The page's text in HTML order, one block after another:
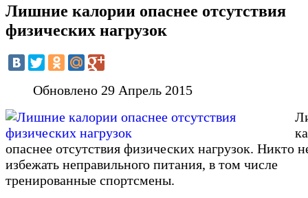
Лишние калории опаснее отсутствия
физических нагрузок
Обновлено 29 Апрель 2015
опаснее отсутствия физических нагрузок. Никто
избежать неправильного питания, в том числе
тренированные спортсмены.